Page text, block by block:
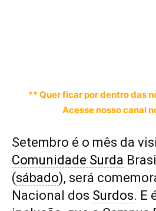
** Quer ficar por dentro das
Acesse nosso canal
Setembro é o mês da
Comunidade Surda
(sábado), será
Nacional dos Surdos. E